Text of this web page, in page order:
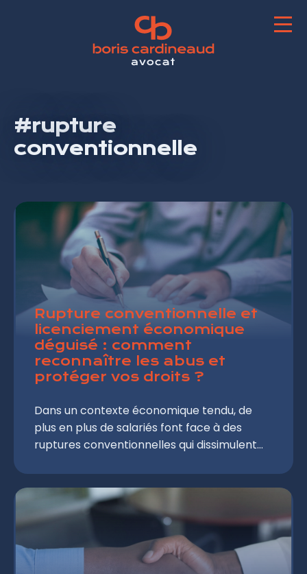
#rupture
conventionnelle
Rupture conventionnelle et
licenciement économique
déguisé : comment
reconnaître les abus et
protéger vos droits ?
Dans un contexte économique tendu, de
plus en plus de salariés font face à des
ruptures conventionnelles qui dissimulent
pratique illégale prive les employés de leurs
droits fondamentaux et des protections
prévues par le Code du travail. Pour éviter
ces situations préjudiciables, il est essentiel
de comprendre les mécanismes juridiques
en jeu et de savoir identifier les signes d'un